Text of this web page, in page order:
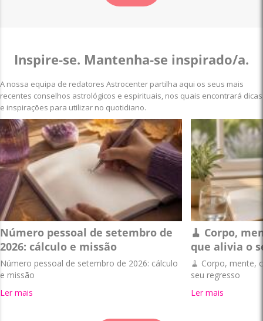
Inspire-se. Mantenha-se inspirado/a.
A nossa equipa de redatores Astrocenter partilha aqui os seus mais
recentes conselhos astrológicos e espirituais, nos quais encontrará dicas
e inspirações para utilizar no quotidiano.
Número pessoal de setembro de
2026: cálculo e missão
Número pessoal de setembro de 2026: cálculo
e missão
Ler mais
🧹 Corpo,
que alivia o
🧹 Corpo, mente,
seu regresso
Ler mais